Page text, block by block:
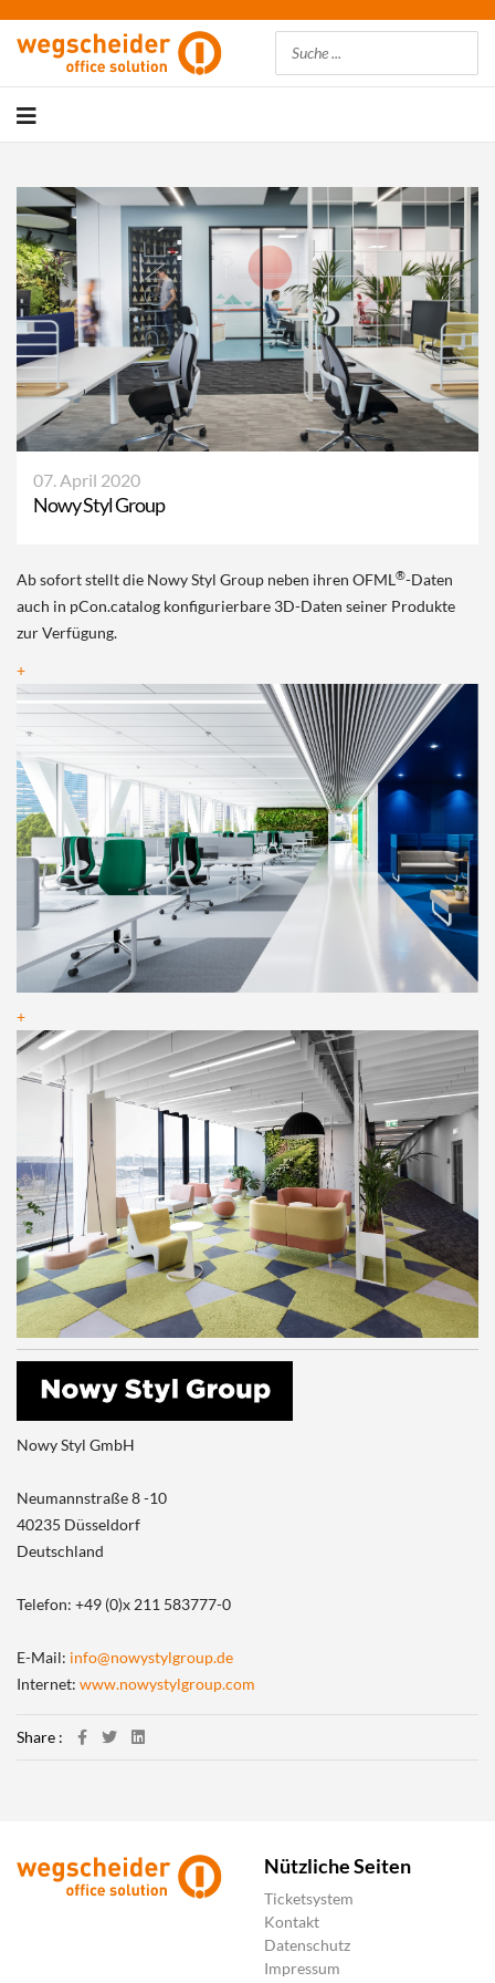
07. April 2020
Nowy Styl Group
Ab sofort stellt die Nowy Styl Group neben ihren OFML®-Daten
auch in pCon.catalog konfigurierbare 3D-Daten seiner Produkte
zur Verfügung.
+
+
Nowy Styl GmbH
Neumannstraße 8 -10
40235 Düsseldorf
Deutschland
Telefon: +49 (0)x 211 583777-0
E-Mail: info@nowystylgroup.de
Internet: www.nowystylgroup.com
Share :
Nützliche Seiten
Ticketsystem
Kontakt
Datenschutz
Impressum